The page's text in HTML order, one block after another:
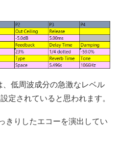
低周波成分の急激なレベル
定されていると思われます。
きりしたエコーを演出してい